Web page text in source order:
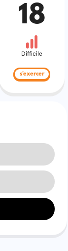
18
Difficile
s'exercer